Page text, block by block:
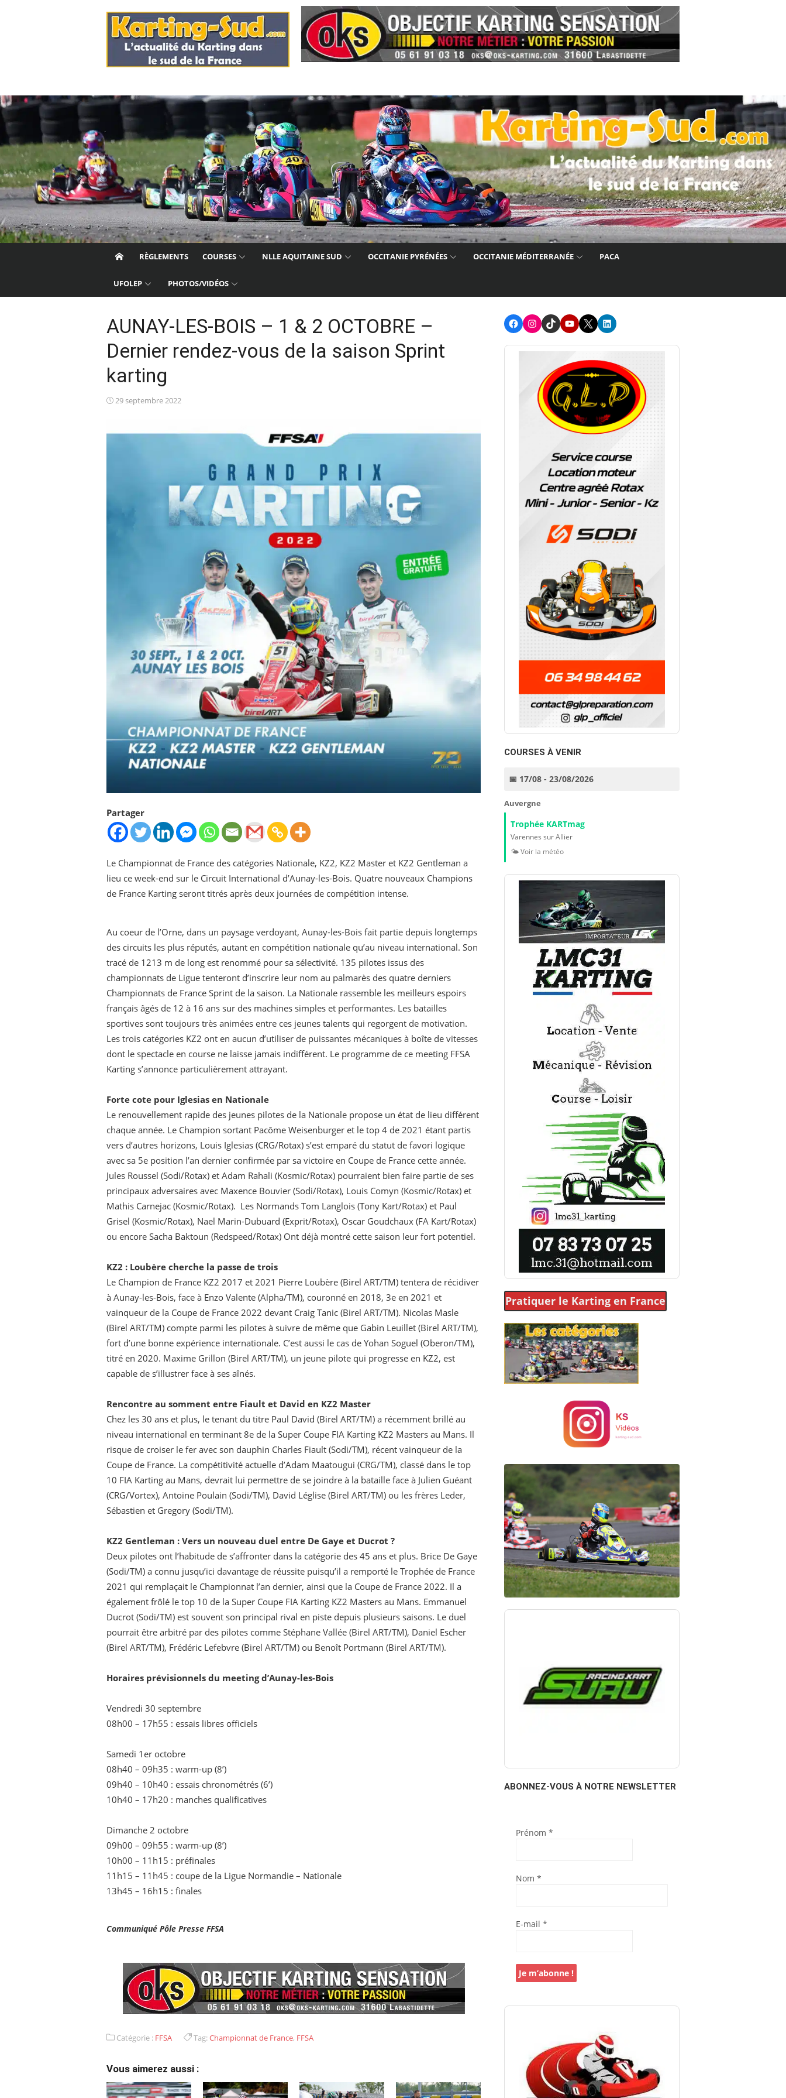
RÈGLEMENTS COURSES NLLE AQUITAINE SUD OCCITANIE PYRÉNÉES OCCITANIE MÉDITERRANÉE PACA
UFOLEP PHOTOS/VIDÉOS
AUNAY-LES-BOIS – 1 & 2 OCTOBRE –
Dernier rendez-vous de la saison Sprint
karting
Posted
29 septembre 2022
Partager
Le Championnat de France des catégories Nationale, KZ2, KZ2 Master et KZ2 Gentleman a
lieu ce week-end sur le Circuit International d’Aunay-les-Bois. Quatre nouveaux Champions
de France Karting seront titrés après deux journées de compétition intense.
Au coeur de l’Orne, dans un paysage verdoyant, Aunay-les-Bois fait partie depuis longtemps
des circuits les plus réputés, autant en compétition nationale qu’au niveau international. Son
tracé de 1213 m de long est renommé pour sa sélectivité. 135 pilotes issus des
championnats de Ligue tenteront d’inscrire leur nom au palmarès des quatre derniers
Championnats de France Sprint de la saison. La Nationale rassemble les meilleurs espoirs
français âgés de 12 à 16 ans sur des machines simples et performantes. Les batailles
sportives sont toujours très animées entre ces jeunes talents qui regorgent de motivation.
Les trois catégories KZ2 ont en aucun d’utiliser de puissantes mécaniques à boîte de vitesses
dont le spectacle en course ne laisse jamais indifférent. Le programme de ce meeting FFSA
Karting s’annonce particulièrement attrayant.
Forte cote pour Iglesias en Nationale
Le renouvellement rapide des jeunes pilotes de la Nationale propose un état de lieu différent
chaque année. Le Champion sortant Pacôme Weisenburger et le top 4 de 2021 étant partis
vers d’autres horizons, Louis Iglesias (CRG/Rotax) s’est emparé du statut de favori logique
avec sa 5e position l’an dernier confirmée par sa victoire en Coupe de France cette année.
Jules Roussel (Sodi/Rotax) et Adam Rahali (Kosmic/Rotax) pourraient bien faire partie de ses
principaux adversaires avec Maxence Bouvier (Sodi/Rotax), Louis Comyn (Kosmic/Rotax) et
Mathis Carnejac (Kosmic/Rotax). Les Normands Tom Langlois (Tony Kart/Rotax) et Paul
Grisel (Kosmic/Rotax), Nael Marin-Dubuard (Exprit/Rotax), Oscar Goudchaux (FA Kart/Rotax)
ou encore Sacha Baktoun (Redspeed/Rotax) Ont déjà montré cette saison leur fort potentiel.
KZ2 : Loubère cherche la passe de trois
Le Champion de France KZ2 2017 et 2021 Pierre Loubère (Birel ART/TM) tentera de récidiver
à Aunay-les-Bois, face à Enzo Valente (Alpha/TM), couronné en 2018, 3e en 2021 et
vainqueur de la Coupe de France 2022 devant Craig Tanic (Birel ART/TM). Nicolas Masle
(Birel ART/TM) compte parmi les pilotes à suivre de même que Gabin Leuillet (Birel ART/TM),
fort d’une bonne expérience internationale. C’est aussi le cas de Yohan Soguel (Oberon/TM),
titré en 2020. Maxime Grillon (Birel ART/TM), un jeune pilote qui progresse en KZ2, est
capable de s’illustrer face à ses aînés.
Rencontre au somment entre Fiault et David en KZ2 Master
Chez les 30 ans et plus, le tenant du titre Paul David (Birel ART/TM) a récemment brillé au
niveau international en terminant 8e de la Super Coupe FIA Karting KZ2 Masters au Mans. Il
risque de croiser le fer avec son dauphin Charles Fiault (Sodi/TM), récent vainqueur de la
Coupe de France. La compétitivité actuelle d’Adam Maatougui (CRG/TM), classé dans le top
10 FIA Karting au Mans, devrait lui permettre de se joindre à la bataille face à Julien Guéant
(CRG/Vortex), Antoine Poulain (Sodi/TM), David Léglise (Birel ART/TM) ou les frères Leder,
Sébastien et Gregory (Sodi/TM).
KZ2 Gentleman : Vers un nouveau duel entre De Gaye et Ducrot ?
Deux pilotes ont l’habitude de s’affronter dans la catégorie des 45 ans et plus. Brice De Gaye
(Sodi/TM) a connu jusqu’ici davantage de réussite puisqu’il a remporté le Trophée de France
2021 qui remplaçait le Championnat l’an dernier, ainsi que la Coupe de France 2022. Il a
également frôlé le top 10 de la Super Coupe FIA Karting KZ2 Masters au Mans. Emmanuel
Ducrot (Sodi/TM) est souvent son principal rival en piste depuis plusieurs saisons. Le duel
pourrait être arbitré par des pilotes comme Stéphane Vallée (Birel ART/TM), Daniel Escher
(Birel ART/TM), Frédéric Lefebvre (Birel ART/TM) ou Benoît Portmann (Birel ART/TM).
Horaires prévisionnels du meeting d’Aunay-les-Bois
Vendredi 30 septembre
08h00 – 17h55 : essais libres officiels
Samedi 1er octobre
08h40 – 09h35 : warm-up (8’)
09h40 – 10h40 : essais chronométrés (6’)
10h40 – 17h20 : manches qualificatives
Dimanche 2 octobre
09h00 – 09h55 : warm-up (8’)
10h00 – 11h15 : préfinales
11h15 – 11h45 : coupe de la Ligue Normandie – Nationale
13h45 – 16h15 : finales
Communiqué Pôle Presse FFSA
Catégorie : FFSA Tag:Championnat de France, FFSA
Vous aimerez aussi :
FacebookInstagram
TikTokYoutube
X LinkedIn
COURSES À VENIR
📅 17/08 - 23/08/2026
Auvergne
Trophée KARTmag
Varennes sur Allier
🌤️ Voir la météo
Pratiquer le Karting en France
ABONNEZ-VOUS À NOTRE NEWSLETTER
Prénom *
Nom *
E-mail *